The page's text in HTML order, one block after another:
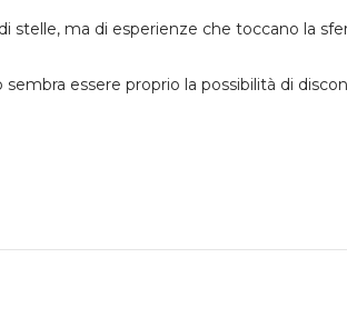
stelle, ma di esperienze che toccano la
essere proprio la possibilità di